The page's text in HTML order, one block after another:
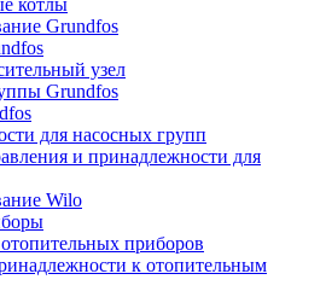
котлы
Grundfos
узел
Grundfos
для насосных групп
и принадлежности для
Wilo
приборов
к отопительным